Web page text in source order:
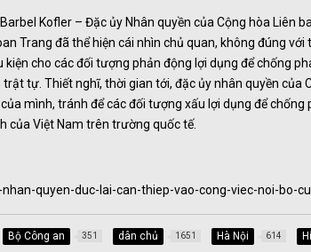
Kofler – Đặc ủy Nhân quyền của Cộng hòa Liên
Trang đã thể hiện cái nhìn chủ quan, không đúng với
kiện cho các đối tượng phản động lợi dụng để chống
tự. Thiết nghĩ, thời gian tới, đặc ủy nhân quyền của
mình, tránh để các đối tượng xấu lợi dụng để chống
của Việt Nam trên trường quốc tế.
quyen-duc-lai-can-thiep-vao-cong-viec-noi-bo-
Bộ Công an 351 dân chủ 1651 Hà Nội 614